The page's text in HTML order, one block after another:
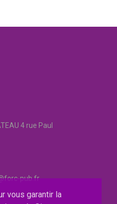
vous garantir la
4 rue Paul
pub.fr